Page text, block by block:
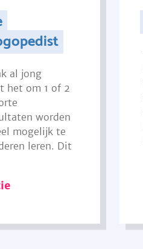
al jong
het om 1 of 2
worden
mogelijk te
leren. Dit